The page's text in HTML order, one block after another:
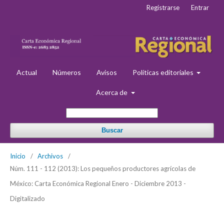
Actual Números Avisos Políticas editoriales
Acerca de
Buscar
Registrarse Entrar
Inicio / Archivos
/
Núm. 111 - 112 (2013): Los pequeños productores agrícolas de
México: Carta Económica Regional Enero - Diciembre 2013 -
Digitalizado